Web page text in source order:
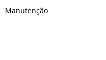
Manutenção